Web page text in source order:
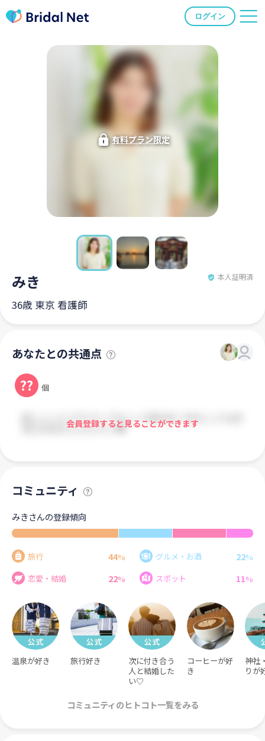
ログイン
有料プラン限定
みき 本人証明済
36歳 東京 看護師
あなたとの共通点
?? 個
会員登録すると見ることができます
コミュニティ
みきさんの登録傾向
旅行 44% グルメ・お酒 22%
恋愛・結婚
22% スポット 11%
温泉が好き 旅行好き
次に付き合う
人と結婚した
い♡
コーヒーが好
き
神社
りが
コミュニティのヒトコト一覧をみる